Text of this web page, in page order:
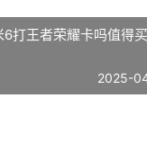
打王者荣耀卡吗值得
2025-